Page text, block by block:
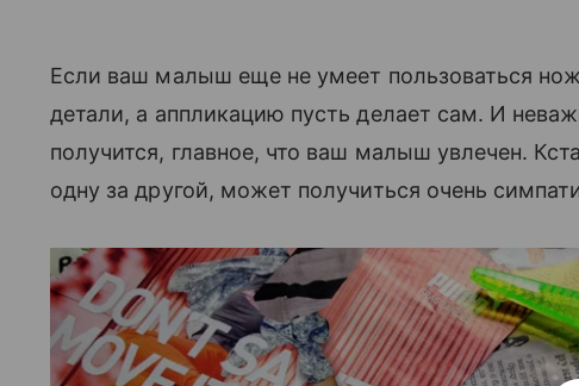
Если ваш малыш еще не умеет пользоваться
детали, а аппликацию пусть делает сам. И
получится, главное, что ваш малыш увлечен.
одну за другой, может получиться очень